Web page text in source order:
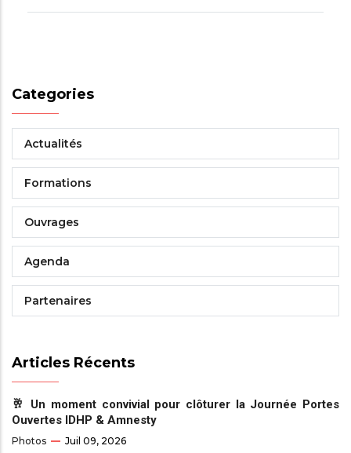
Categories
Actualités
Formations
Ouvrages
Agenda
Partenaires
Articles Récents
🥂 Un moment convivial pour clôturer la Journée Portes
Ouvertes IDHP & Amnesty
Photos Juil 09, 2026